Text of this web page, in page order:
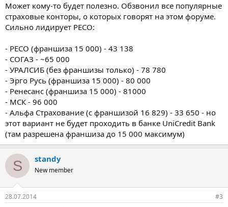
Может кому-то будет полезно. Обзвонил все популярные
страховые конторы, о которых говорят на этом форуме.
Сильно лидирует РЕСО:
- РЕСО (франшиза 15 000) - 43 138
- СОГАЗ - ~65 000
- УРАЛСИБ (без франшизы только) - 78 780
- Эрго Русь (франшиза 15 000) - 80 000
- Ренесанс (франшиза 15 000) - 81000
- МСК - 96 000
- Альфа Страхование (с франшизой 16 829) - 33 650 - но
этот вариант не будет проходить в банке UniCredit Bank
(там разрешена франшиза до 15 000 максимум)
S standy
New member
28.07.2014 #3